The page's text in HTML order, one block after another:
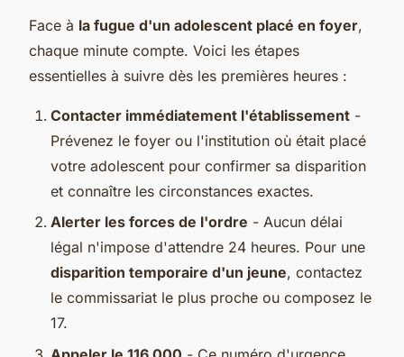
Face à la fugue d'un adolescent placé en foyer,
chaque minute compte. Voici les étapes
essentielles à suivre dès les premières heures :
Contacter immédiatement l'établissement -
Prévenez le foyer ou l'institution où était placé
votre adolescent pour confirmer sa disparition
et connaître les circonstances exactes.
Alerter les forces de l'ordre - Aucun délai
légal n'impose d'attendre 24 heures. Pour une
disparition temporaire d'un jeune, contactez
le commissariat le plus proche ou composez le
17.